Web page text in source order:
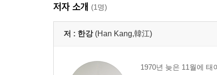
저자 소개 (1명)
저 : 한강 (Han Kang,韓江)
1970년 늦은 11월에